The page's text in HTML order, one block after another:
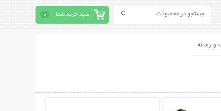
سبد خرید شما 0
و رسانه